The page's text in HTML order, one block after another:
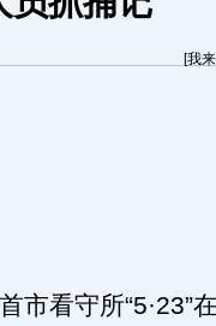
[我
看守所“5·23”